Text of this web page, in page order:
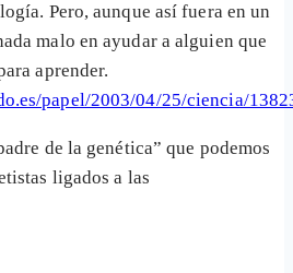
Pero, aunque así fuera en un
malo en ayudar a alguien que
aprender.
papel/2003/04/25/ciencia/
de la genética” que podemos
ligados a las